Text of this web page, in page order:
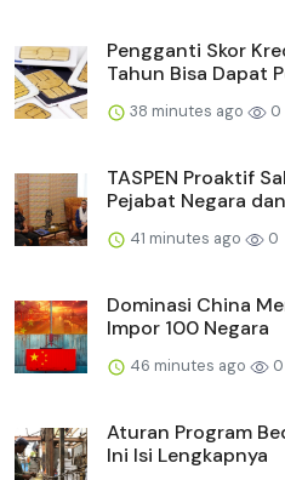
Pengganti Skor
Tahun Bisa Dapat
38 minutes ago 0
TASPEN Proaktif
Pejabat Negara
41 minutes ago 0
Dominasi China
Impor 100 Negara
46 minutes ago 0
Aturan Program
Ini Isi Lengkapnya